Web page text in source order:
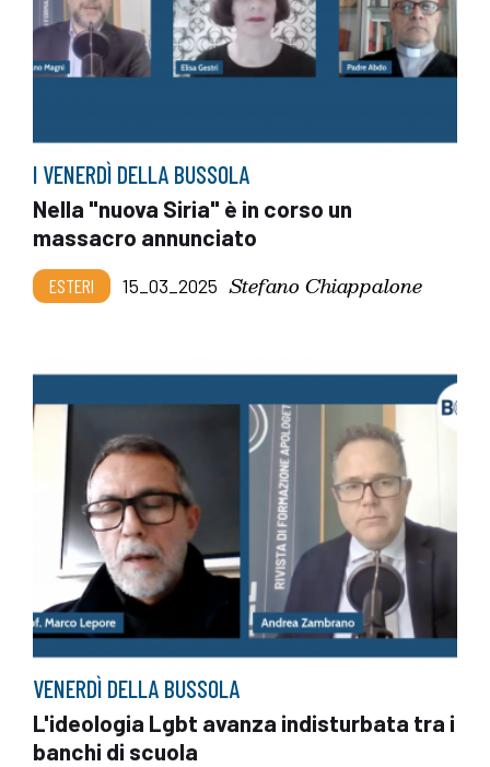
I VENERDÌ DELLA BUSSOLA
Nella "nuova Siria" è in corso un
massacro annunciato
ESTERI 15_03_2025 Stefano Chiappalone
VENERDÌ DELLA BUSSOLA
L'ideologia Lgbt avanza indisturbata tra i
banchi di scuola